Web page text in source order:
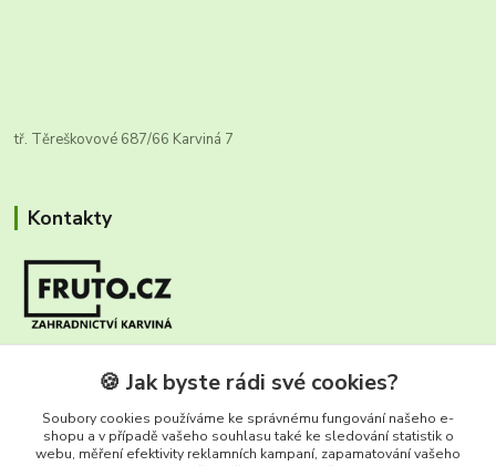
tř. Těreškovové 687/66 Karviná 7
Kontakty
Zákaznická infolinka FRUTO
+420 604 670 925
(Po-Ne, 8-17 hod.)
info@fruto.cz
🍪 Jak byste rádi své cookies?
Soubory cookies používáme ke správnému fungování našeho e-
shopu a v případě vašeho souhlasu také ke sledování statistik o
webu, měření efektivity reklamních kampaní, zapamatování vašeho